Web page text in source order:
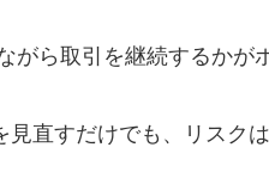
がら取引を継続するかが
直すだけでも、リスク